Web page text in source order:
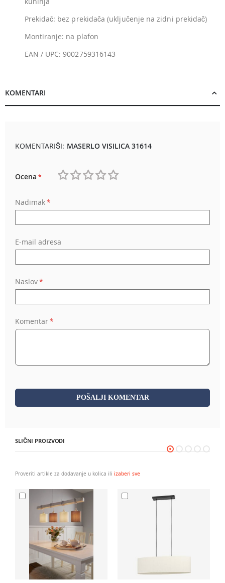
Prekidač: bez prekidača (uključenje na zidni prekidač)
Montiranje: na plafon
EAN / UPC: 9002759316143
KOMENTARI
KOMENTARIŠI: MASERLO VISILICA 31614
Ocena
Nadimak
E-mail adresa
Naslov
Komentar
POŠALJI KOMENTAR
SLIČNI PROIZVODI
Proveriti artikle za dodavanje u kolica ili izaberi sve